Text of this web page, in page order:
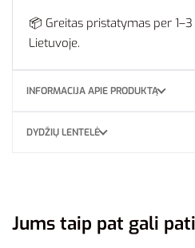
📦 Greitas pristatymas per
Lietuvoje.
INFORMACIJA APIE PRODUKTĄ
DYDŽIŲ LENTELĖ
Jums taip pat gali